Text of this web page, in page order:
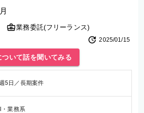
業務委託(フリーランス)
2025/01/15
いて話を聞いてみる
5日／長期案件
・業務系